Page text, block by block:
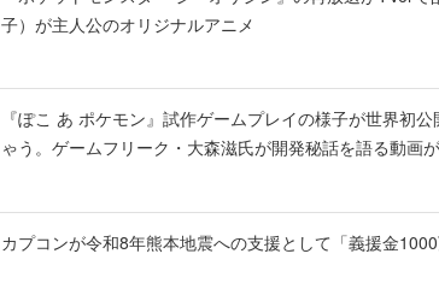
子）が主人公のオリジナルアニメ
『ぽこ あ ポケモン』試作ゲームプレイの様子が世界初
ゃう。ゲームフリーク・大森滋氏が開発秘話を語る動画
カプコンが令和8年熊本地震への支援として「義援金